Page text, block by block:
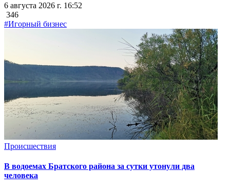
6 августа 2026 г. 16:52
346
#Игорный бизнес
Происшествия
В водоемах Братского района за сутки утонули два
человека